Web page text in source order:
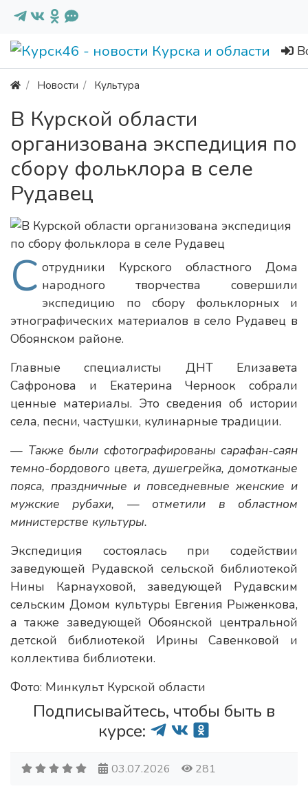
Новости Культура
В Курской области
организована экспедиция по
сбору фольклора в селе
Рудавец
С отрудники Курского областного Дома
народного творчества совершили
экспедицию по сбору фольклорных и
этнографических материалов в село Рудавец в
Обоянском районе.
Главные специалисты ДНТ Елизавета
Сафронова и Екатерина Черноок собрали
ценные материалы. Это сведения об истории
села, песни, частушки, кулинарные традиции.
— Также были сфотографированы сарафан-саян
темно-бордового цвета, душегрейка, домотканые
пояса, праздничные и повседневные женские и
мужские рубахи, — отметили в областном
министерстве культуры.
Экспедиция состоялась при содействии
заведующей Рудавской сельской библиотекой
Нины Карнауховой, заведующей Рудавским
сельским Домом культуры Евгения Рыженкова,
а также заведующей Обоянской центральной
детской библиотекой Ирины Савенковой и
коллектива библиотеки.
Фото: Минкульт Курской области
Подписывайтесь, чтобы быть в
курсе:
03.07.2026 281